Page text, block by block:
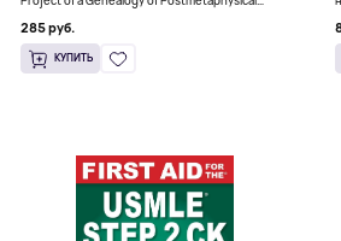
285 руб.
КУПИТЬ